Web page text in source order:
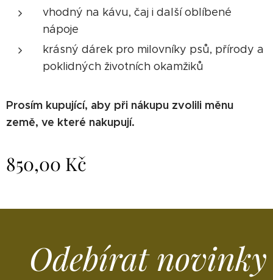
vhodný na kávu, čaj i další oblíbené
nápoje
krásný dárek pro milovníky psů, přírody a
poklidných životních okamžiků
Prosím kupující, aby při nákupu zvolili měnu
země, ve které nakupují.
850,00 Kč
Odebírat novinky